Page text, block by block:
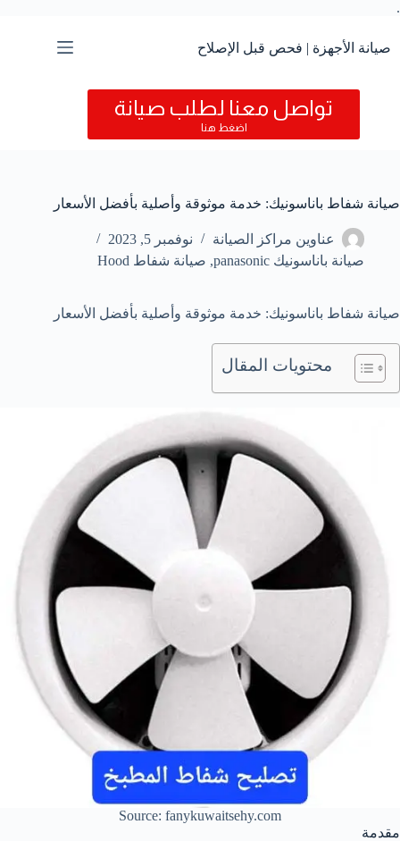
.
المحتوى
صيانة الأجهزة | فحص قبل الإصلاح
تواصل معنا لطلب صيانة
اضغط هنا
صيانة شفاط باناسونيك: خدمة موثوقة وأصلية بأفضل الأسعار
عناوين مراكز الصيانة
نوفمبر 5, 2023
صيانة باناسونيك panasonic
, صيانة شفاط Hood
صيانة شفاط باناسونيك: خدمة موثوقة وأصلية بأفضل الأسعار
محتويات المقال
Source: fanykuwaitsehy.com
مقدمة